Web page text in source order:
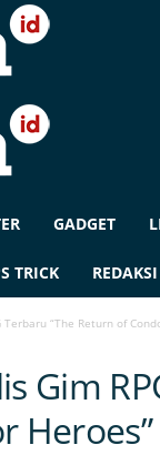
GADGET
TRICK REDAKSI
Terbaru “The Return of
Gim
Heroes”